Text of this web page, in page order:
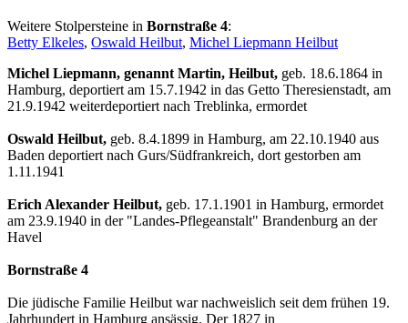
Weitere Stolpersteine in Bornstraße 4:
Betty Elkeles, Oswald Heilbut, Michel Liepmann Heilbut
Michel Liepmann, genannt Martin, Heilbut, geb. 18.6.1864 in
Hamburg, deportiert am 15.7.1942 in das Getto Theresienstadt, am
21.9.1942 weiterdeportiert nach Treblinka, ermordet
Oswald Heilbut, geb. 8.4.1899 in Hamburg, am 22.10.1940 aus
Baden deportiert nach Gurs/Südfrankreich, dort gestorben am
1.11.1941
Erich Alexander Heilbut, geb. 17.1.1901 in Hamburg, ermordet
am 23.9.1940 in der "Landes-Pflegeanstalt" Brandenburg an der
Havel
Bornstraße 4
Die jüdische Familie Heilbut war nachweislich seit dem frühen 19.
Jahrhundert in Hamburg ansässig. Der 1827 in